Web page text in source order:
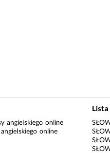
angielskiego online
online